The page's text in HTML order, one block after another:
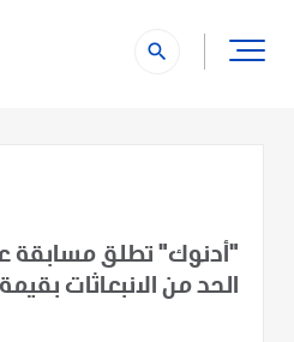
search
"أدنوك" تطلق مسابقة
الحد من الانبعاثات